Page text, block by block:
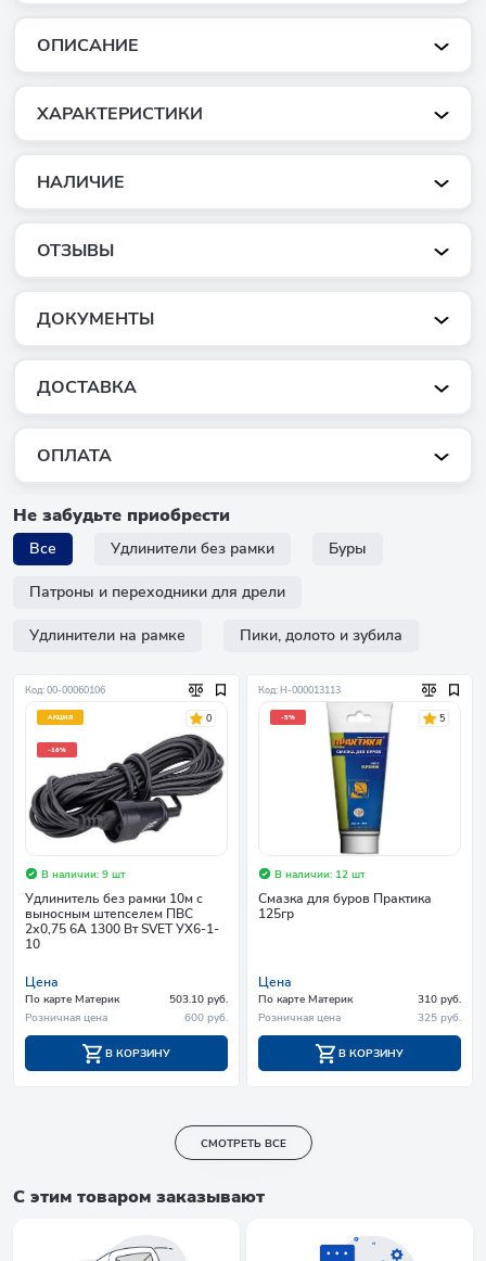
ОПИСАНИЕ
ХАРАКТЕРИСТИКИ
НАЛИЧИЕ
ОТЗЫВЫ
ДОКУМЕНТЫ
ДОСТАВКА
ОПЛАТА
Не забудьте приобрести
Все Удлинители без рамки Буры
Патроны и переходники для дрели
Удлинители на рамке Пики, долото и зубила
Код: 00-00060106
АКЦИЯ
-16%
0
В наличии: 9 шт
Удлинитель без рамки 10м с
выносным штепселем ПВС
2х0,75 6A 1300 Вт SVET УХ6-1-
10
Цена
По карте Материк
503.10 руб.
Розничная цена
600 руб.
В КОРЗИНУ
Код: Н-000013113
-5% 5
В наличии: 12 шт
Смазка для буров Практика
125гр
Цена
По карте Материк
310 руб.
Розничная цена
325 руб.
В КОРЗИНУ
СМОТРЕТЬ ВСЕ
С этим товаром заказывают